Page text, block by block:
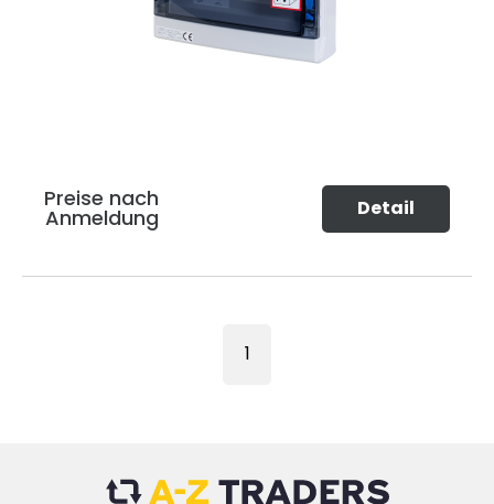
Preise nach
Anmeldung Detail
1